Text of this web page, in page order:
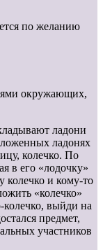
по желанию
окружающих,
ладони
ладонях
колечко. По
в его «лодочку»
и кому-то
«колечко»
колечко, выйди на
предмет,
участников